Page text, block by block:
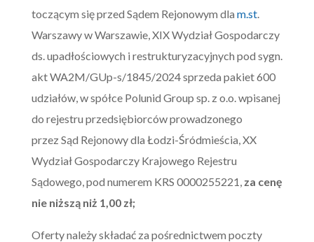
toczącym się przed Sądem Rejonowym dla m.st.
Warszawy w Warszawie, XIX Wydział Gospodarczy
ds. upadłościowych i restrukturyzacyjnych pod sygn.
akt WA2M/GUp-s/1845/2024 sprzeda pakiet 600
udziałów, w spółce Polunid Group sp. z o.o. wpisanej
do rejestru przedsiębiorców prowadzonego
przez Sąd Rejonowy dla Łodzi-Śródmieścia, XX
Wydział Gospodarczy Krajowego Rejestru
Sądowego, pod numerem KRS 0000255221, za cenę
nie niższą niż 1,00 zł;
Oferty należy składać za pośrednictwem poczty